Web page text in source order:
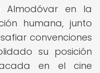
Almodóvar en la
humana, junto
convenciones
su posición
en el cine